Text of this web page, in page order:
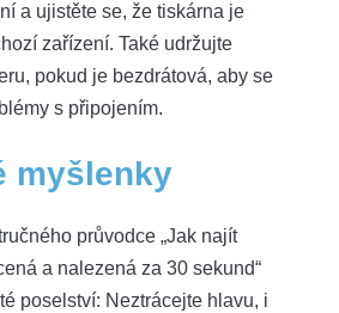
a ujistěte se, že tiskárna je
zařízení. Také udržujte
pokud je bezdrátová, aby se
s připojením.
myšlenky
průvodce „Jak najít
a nalezená za 30 sekund“
poselství: Neztrácejte hlavu, i